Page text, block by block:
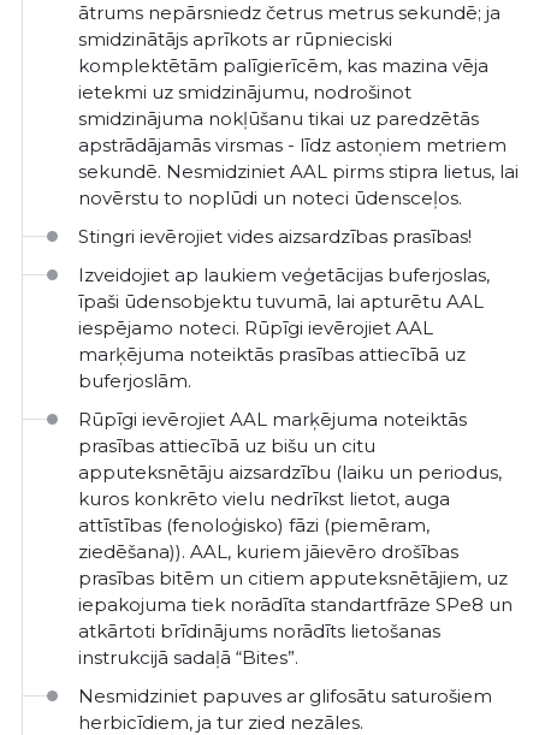
ātrums nepārsniedz četrus metrus sekundē; ja
smidzinātājs aprīkots ar rūpnieciski
komplektētām palīgierīcēm, kas mazina vēja
ietekmi uz smidzinājumu, nodrošinot
smidzinājuma nokļūšanu tikai uz paredzētās
apstrādājamās virsmas - līdz astoņiem metriem
sekundē. Nesmidziniet AAL pirms stipra lietus, lai
novērstu to noplūdi un noteci ūdensceļos.
Stingri ievērojiet vides aizsardzības prasības!
Izveidojiet ap laukiem veģetācijas buferjoslas,
īpaši ūdensobjektu tuvumā, lai apturētu AAL
iespējamo noteci. Rūpīgi ievērojiet AAL
marķējuma noteiktās prasības attiecībā uz
buferjoslām.
Rūpīgi ievērojiet AAL marķējuma noteiktās
prasības attiecībā uz bišu un citu
apputeksnētāju aizsardzību (laiku un periodus,
kuros konkrēto vielu nedrīkst lietot, auga
attīstības (fenoloģisko) fāzi (piemēram,
ziedēšana)). AAL, kuriem jāievēro drošības
prasības bitēm un citiem apputeksnētājiem, uz
iepakojuma tiek norādīta standartfrāze SPe8 un
atkārtoti brīdinājums norādīts lietošanas
instrukcijā sadaļā “Bites”.
Nesmidziniet papuves ar glifosātu saturošiem
herbicīdiem, ja tur zied nezāles.